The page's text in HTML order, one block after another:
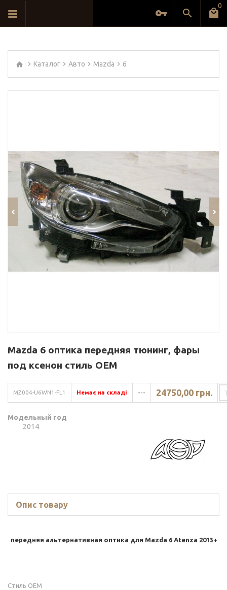
0
Каталог Авто Mazda 6
Mazda 6 оптика передняя тюнинг, фары
под ксенон стиль OEM
MZ004-U6WN1-FL1 Немає на складі --- 24750,00 грн.
Модельный год
2014
Опис товару
передняя альтернативная оптика для Mazda 6 Atenza 2013+
Стиль OEM